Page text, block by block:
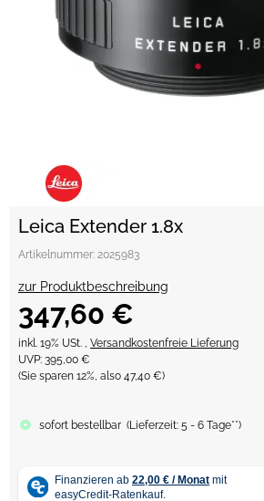
Leica Extender 1.8x
Artikelnummer: 2025983
zur Produktbeschreibung
347,60 €
inkl. 19% USt. , Versandkostenfreie Lieferung
UVP: 395,00 €
(Sie sparen 12%, also 47,40 €)
sofort bestellbar (Lieferzeit: 5 - 6 Tage**)